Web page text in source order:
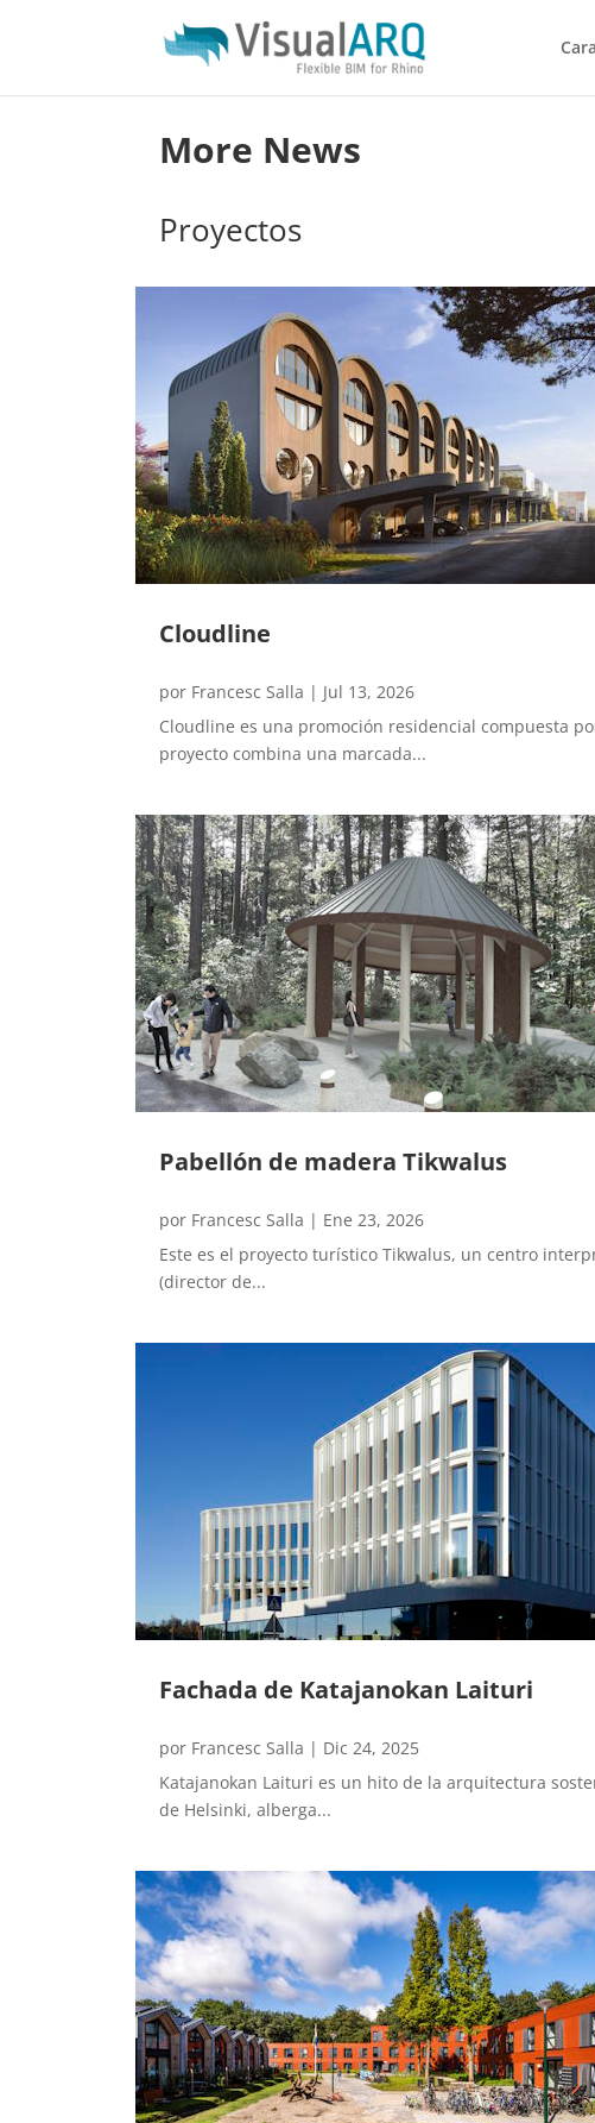
More News
Proyectos
Cloudline
por Francesc Salla | Jul 13, 2026
Cloudline es una promoción residencial compuesta
proyecto combina una marcada...
Pabellón de madera Tikwalus
por Francesc Salla | Ene 23, 2026
Este es el proyecto turístico Tikwalus, un centro
(director de...
Fachada de Katajanokan Laituri
por Francesc Salla | Dic 24, 2025
Katajanokan Laituri es un hito de la arquitectura
de Helsinki, alberga...